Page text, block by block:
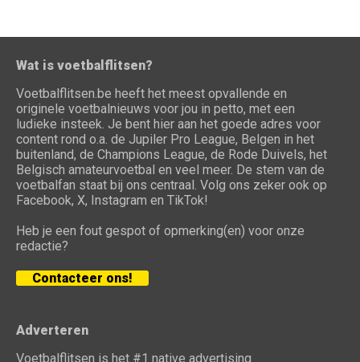
Wat is voetbalflitsen?
Voetbalflitsen.be heeft het meest opvallende en
originele voetbalnieuws voor jou in petto, met een
ludieke insteek. Je bent hier aan het goede adres voor
content rond o.a. de Jupiler Pro League, Belgen in het
buitenland, de Champions League, de Rode Duivels, het
Belgisch amateurvoetbal en veel meer. De stem van de
voetbalfan staat bij ons centraal. Volg ons zeker ook op
Facebook, X, Instagram en TikTok!
Heb je een fout gespot of opmerking(en) voor onze
redactie?
Contacteer ons!
Adverteren
Voetbalflitsen is het #1 native advertising